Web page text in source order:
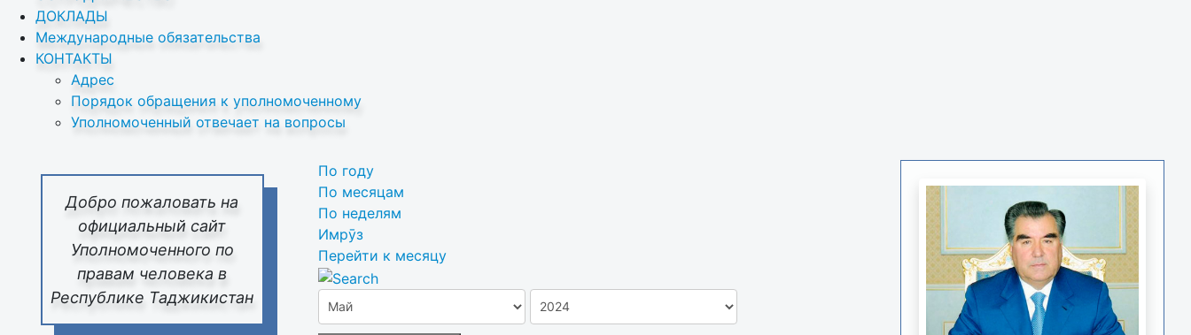
ДОКЛАДЫ
Международные обязательства
КОНТАКТЫ
Адрес
Порядок обращения к уполномоченному
Уполномоченный отвечает на вопросы
Добро пожаловать на
официальный сайт
Уполномоченного по
правам человека в
Республике Таджикистан
По году
По месяцам
По неделям
Имрӯз
Перейти к месяцу